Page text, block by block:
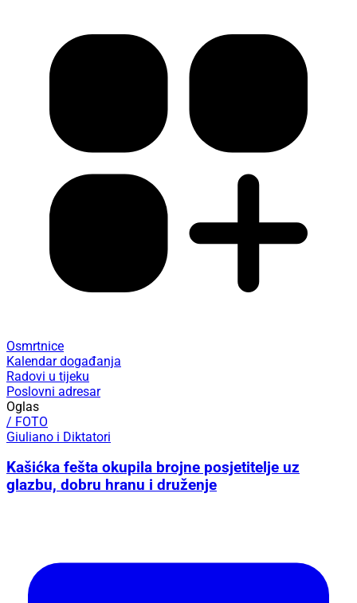
Osmrtnice
Kalendar događanja
Radovi u tijeku
Poslovni adresar
Oglas
/ FOTO
Giuliano i Diktatori
Kašićka fešta okupila brojne posjetitelje uz
glazbu, dobru hranu i druženje